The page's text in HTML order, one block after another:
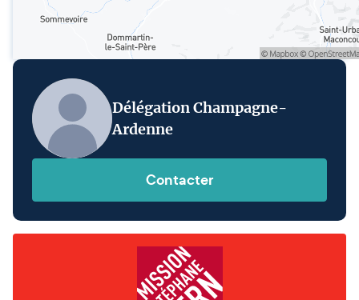
Délégation Champagne-
Ardenne
Contacter